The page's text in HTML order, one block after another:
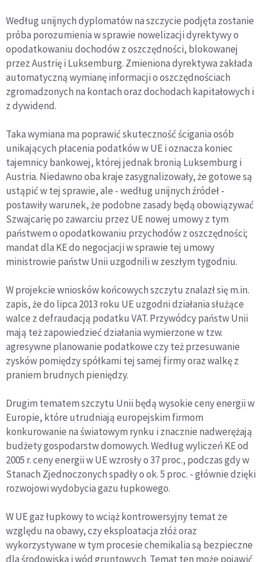
Według unijnych dyplomatów na szczycie podjęta zostanie
próba porozumienia w sprawie nowelizacji dyrektywy o
opodatkowaniu dochodów z oszczędności, blokowanej
przez Austrię i Luksemburg. Zmieniona dyrektywa zakłada
automatyczną wymianę informacji o oszczędnościach
zgromadzonych na kontach oraz dochodach kapitałowych i
z dywidend.
Taka wymiana ma poprawić skuteczność ścigania osób
unikających płacenia podatków w UE i oznacza koniec
tajemnicy bankowej, której jednak bronią Luksemburg i
Austria. Niedawno oba kraje zasygnalizowały, że gotowe są
ustąpić w tej sprawie, ale - według unijnych źródeł -
postawiły warunek, że podobne zasady będą obowiązywać
Szwajcarię po zawarciu przez UE nowej umowy z tym
państwem o opodatkowaniu przychodów z oszczędności;
mandat dla KE do negocjacji w sprawie tej umowy
ministrowie państw Unii uzgodnili w zeszłym tygodniu.
W projekcie wniosków końcowych szczytu znalazł się m.in.
zapis, że do lipca 2013 roku UE uzgodni działania służące
walce z defraudacją podatku VAT. Przywódcy państw Unii
mają też zapowiedzieć działania wymierzone w tzw.
agresywne planowanie podatkowe czy też przesuwanie
zysków pomiędzy spółkami tej samej firmy oraz walkę z
praniem brudnych pieniędzy.
Drugim tematem szczytu Unii będą wysokie ceny energii w
Europie, które utrudniają europejskim firmom
konkurowanie na światowym rynku i znacznie nadwerężają
budżety gospodarstw domowych. Według wyliczeń KE od
2005 r. ceny energii w UE wzrosły o 37 proc., podczas gdy w
Stanach Zjednoczonych spadły o ok. 5 proc. - głównie dzięki
rozwojowi wydobycia gazu łupkowego.
W UE gaz łupkowy to wciąż kontrowersyjny temat ze
względu na obawy, czy eksploatacja złóż oraz
wykorzystywane w tym procesie chemikalia są bezpieczne
dla środowiska i wód gruntowych. Temat ten może pojawić